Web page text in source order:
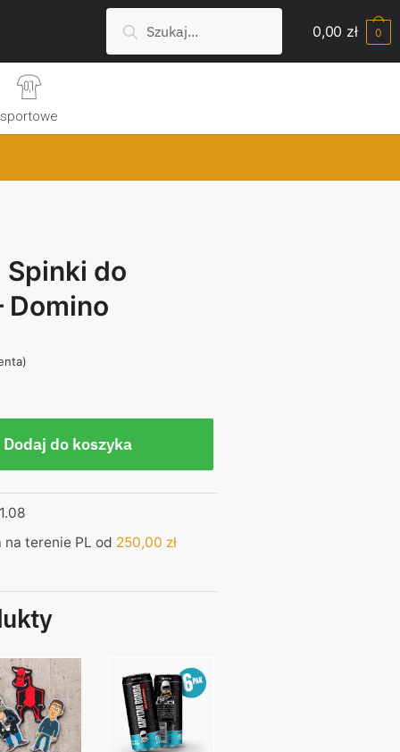
0,00 zł 0
Search
sportowe
do
Domino
Dodaj do koszyka
terenie PL od 250,00 zł